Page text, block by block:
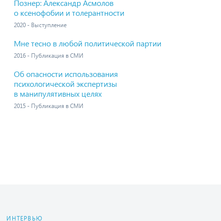
Познер: Александр Асмолов
о ксенофобии и толерантности
2020 - Выступление
Мне тесно в любой политической партии
2016 - Публикация в СМИ
Об опасности использования
психологической экспертизы
в манипулятивных целях
2015 - Публикация в СМИ
ИНТЕРВЬЮ